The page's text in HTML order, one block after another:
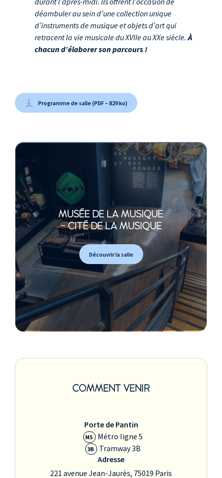
déambuler au sein d’une collection unique
d’instruments de musique et objets d’art qui
retracent la vie musicale du XVIIe au XXe siècle.À
chacun d’élaborer son parcours !
Programme de salle (PDF – 829 ko)
MUSÉE DE LA MUSIQUE
- CITÉ DE LA MUSIQUE
Découvrir la salle
COMMENT VENIR
Porte de Pantin
M5 Métro ligne 5
3B
Tramway 3B
Adresse
221 avenue Jean-Jaurès, 75019 Paris